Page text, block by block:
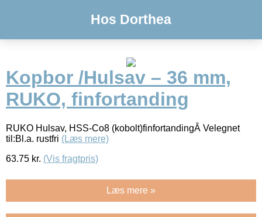
Hos Dorthea
Kopbor /Hulsav – 36 mm,
RUKO, finfortanding
RUKO Hulsav, HSS-Co8 (kobolt)finfortandingÂ Velegnet
til:Bl.a. rustfri (Læs mere)
63.75 kr. (Vis fragtpris)
Læs mere »